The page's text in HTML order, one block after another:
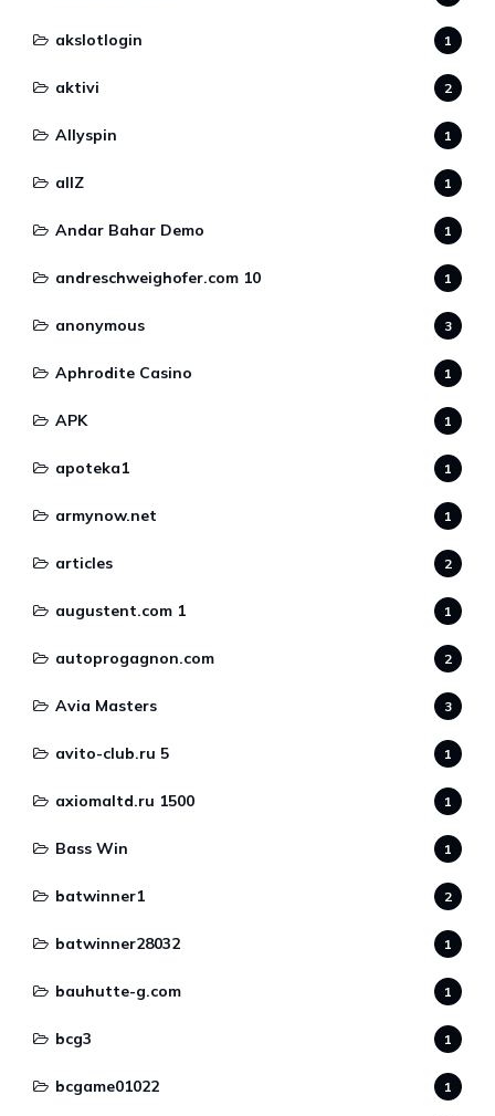
akslotlogin 1
aktivi 2
Allyspin 1
allZ 1
Andar Bahar Demo 1
andreschweighofer.com 10 1
anonymous 3
Aphrodite Casino 1
APK 1
apoteka1 1
armynow.net 1
articles 2
augustent.com 1 1
autoprogagnon.com 2
Avia Masters 3
avito-club.ru 5 1
axiomaltd.ru 1500 1
Bass Win 1
batwinner1 2
batwinner28032 1
bauhutte-g.com 1
bcg3 1
bcgame01022 1